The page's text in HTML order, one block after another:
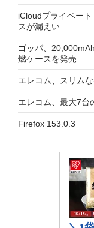
iCloudプライベー
スが漏えい
ゴッパ、
燃ケースを発売
エレコム、スリム
エレコム、最大7台
Firefox 153.0.3